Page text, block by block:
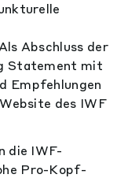
Abschluss der
Statement mit
Empfehlungen
des IWF
die IWF-
Pro-Kopf-